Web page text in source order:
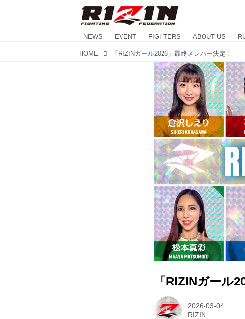
NEWS EVENT FIGHTERS ABOUT US
HOME 「RIZINガール2026」最終メンバー決定！
「RIZINガール
2026-03-04
RIZIN